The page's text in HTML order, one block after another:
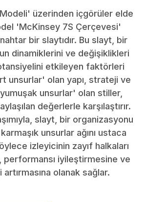
üzerinden içgörüler elde
'McKinsey 7S Çerçevesi'
bir slaytıdır. Bu slayt, bir
dinamiklerini ve değişiklikleri
etkileyen faktörleri
unsurlar' olan yapı, strateji ve
unsurlar' olan stiller,
değerlerle karşılaştırır.
slayt, bir organizasyonu
unsurlar ağını ustaca
izleyicinin zayıf halkaları
performansı iyileştirmesine ve
olanak sağlar.